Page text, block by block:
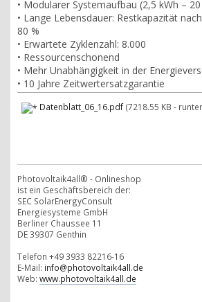
• Modularer Systemaufbau (2,5 kWh –
• Lange Lebensdauer: Restkapazität
80 %
• Erwartete Zyklenzahl: 8.000
• Ressourcenschonend
• Mehr Unabhängigkeit in der
• 10 Jahre Zeitwertersatzgarantie
Datenblatt_06_16.pdf(7218.55 KB -
Photovoltaik4all® - Onlineshop
ist ein Geschäftsbereich der:
SEC SolarEnergyConsult
Energiesysteme GmbH
Berliner Chaussee 11
DE 39307 Genthin
Telefon +49 3933 82216-16
E-Mail: info@photovoltaik4all.de
Web: www.photovoltaik4all.de